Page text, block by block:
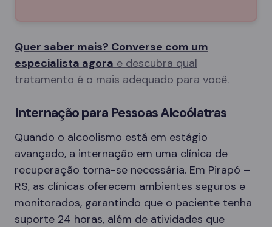
Quer saber mais? Converse com um
especialista agora e descubra qual
tratamento é o mais adequado para você.
Internação para Pessoas Alcoólatras
Quando o alcoolismo está em estágio
avançado, a internação em uma clínica de
recuperação torna-se necessária. Em Pirapó –
RS, as clínicas oferecem ambientes seguros e
monitorados, garantindo que o paciente tenha
suporte 24 horas, além de atividades que